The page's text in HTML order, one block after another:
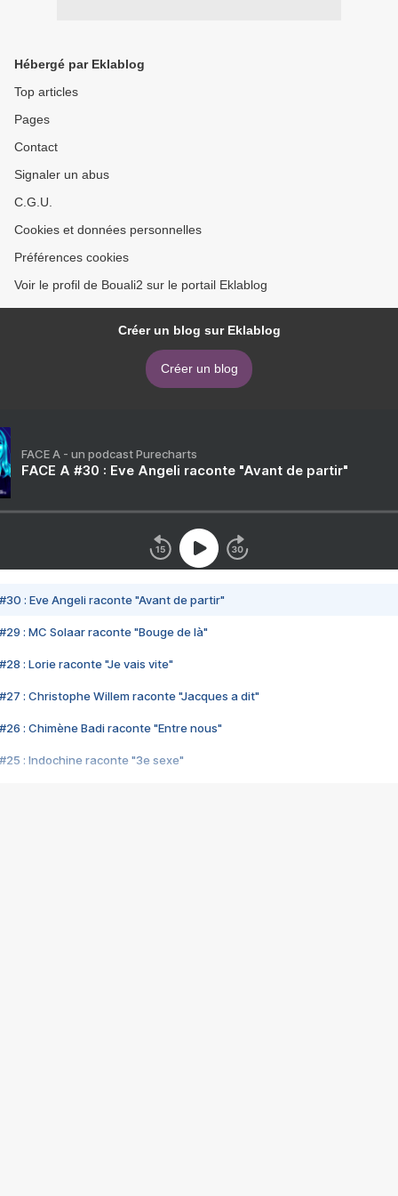
Hébergé par Eklablog
Top articles
Pages
Contact
Signaler un abus
C.G.U.
Cookies et données personnelles
Préférences cookies
Voir le profil de Bouali2 sur le portail Eklablog
Créer un blog sur Eklablog
Créer un blog
FACE A - un podcast Purecharts
FACE A #30 : Eve Angeli raconte "Avant de partir"
#30 : Eve Angeli raconte "Avant de partir"
#29 : MC Solaar raconte "Bouge de là"
#28 : Lorie raconte "Je vais vite"
#27 : Christophe Willem raconte "Jacques a dit"
#26 : Chimène Badi raconte "Entre nous"
#25 : Indochine raconte "3e sexe"